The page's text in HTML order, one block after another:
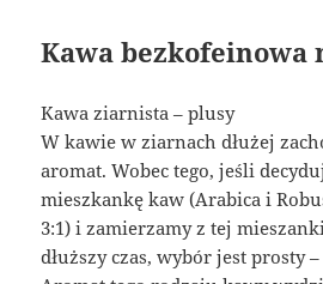
Kawa bezkofeinowa
Kawa ziarnista – plusy
W kawie w ziarnach dłużej
aromat. Wobec tego, jeśli
mieszkankę kaw (Arabica i
3:1) i zamierzamy z tej
dłuższy czas, wybór jest prosty